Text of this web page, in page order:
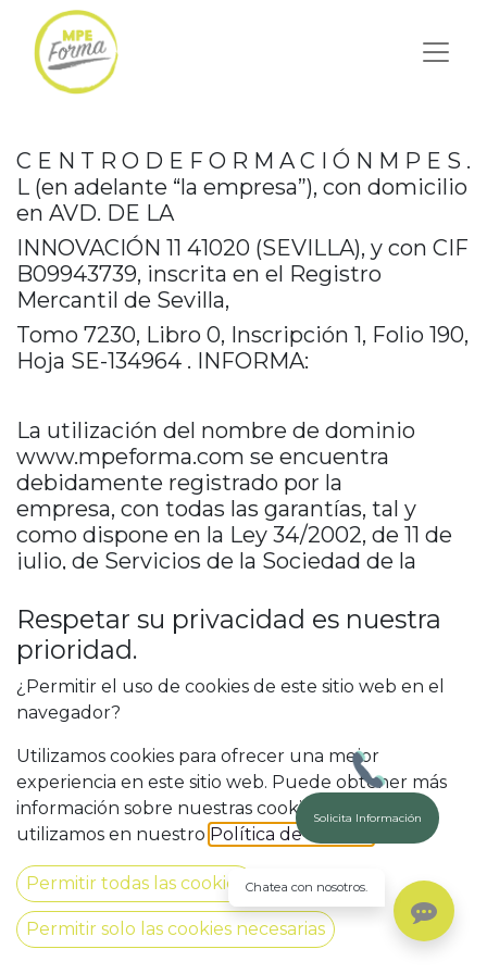
C E N T R O D E F O R M A C I Ó N M P E S .
L (en adelante “la empresa”), con domicilio
en AVD. DE LA
INNOVACIÓN 11 41020 (SEVILLA), y con CIF
B09943739, inscrita en el Registro
Mercantil de Sevilla,
Tomo 7230, Libro 0, Inscripción 1, Folio 190,
Hoja SE-134964 . INFORMA:
La utilización del nombre de dominio
www.mpeforma.com se encuentra
debidamente registrado por la
empresa, con todas las garantías, tal y
como dispone en la Ley 34/2002, de 11 de
julio, de Servicios de la Sociedad de la
No obstante, se pone de manifiesto la
plena adecuación de los presentes
Términos Legales a la normativa vigente
en materia de Protección de Datos,
Comercio Electrónico, Condiciones
Contratación, Propiedad Intelectual y
demás disposiciones subsidiarias.
1. ACEPTACIÓN DE LOS TÉRMINOS
LEGALES
A. El acceso a este sitio web o su
Respetar su privacidad es nuestra
prioridad.
¿Permitir el uso de cookies de este sitio web en el
navegador?
Utilizamos cookies para ofrecer una mejor
experiencia en este sitio web. Puede obtener más
información sobre nuestras cookies y cómo las
utilizamos en nuestro Política de Cookies
Permitir todas las cookies
Permitir solo las cookies necesarias
Solicita Información
Chatea con nosotros.